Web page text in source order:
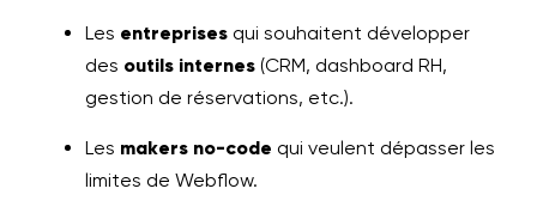
Les entreprises qui souhaitent développer
des outils internes (CRM, dashboard RH,
gestion de réservations, etc.).
Les makers no-code qui veulent dépasser les
limites de Webflow.